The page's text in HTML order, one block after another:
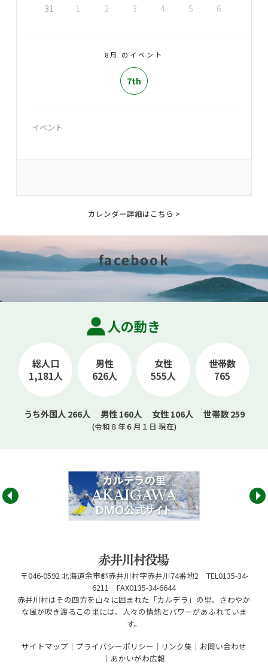
31
1 2 3 4 5 6
8月 のイベント
7th
イベント
カレンダー詳細はこちら >
facebook
人の動き
総人口
1,181人
男性
626人
女性
555人
世帯数
765
うち外国人 266人 男性160人 女性106人 世帯数259
(令和８年６月１日 現在)
〒046-0592 北海道余市郡赤井川村字赤井川74番地2 TEL0135-34-
6211 FAX0135-34-6644
赤井川村はその四方を山々に囲まれた「カルデラ」の里。さわやか
な風が吹き渡るこの里には、人々の情熱とパワーがあふれていま
す。
サイトマップ
プライバシーポリシー リンク集
お問い合わせ
あかいがわ広報